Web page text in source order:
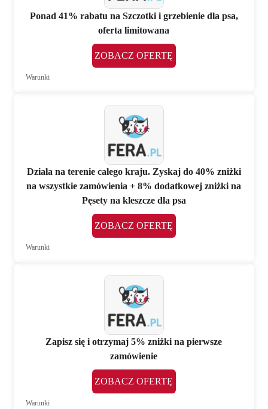
Ponad 41% rabatu na Szczotki i grzebienie dla psa,
oferta limitowana
ZOBACZ OFERTĘ
Warunki
Działa na terenie całego kraju. Zyskaj do 40% zniżki
na wszystkie zamówienia + 8% dodatkowej zniżki na
Pęsety na kleszcze dla psa
ZOBACZ OFERTĘ
Warunki
Zapisz się i otrzymaj 5% zniżki na pierwsze
zamówienie
ZOBACZ OFERTĘ
Warunki